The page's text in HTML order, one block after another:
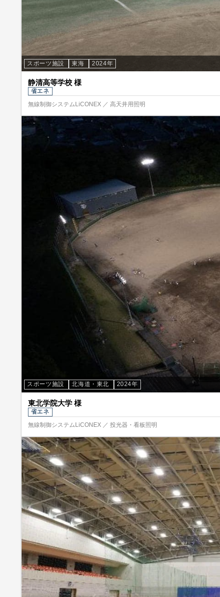
スポーツ施設 東海 2024年
静清高等学校 様
省エネ
無線制御システムLiCONEX ／ 高天井用照明
スポーツ施設 北海道・東北 2024年
東北学院大学 様
省エネ
無線制御システムLiCONEX ／ 投光器・看板照明